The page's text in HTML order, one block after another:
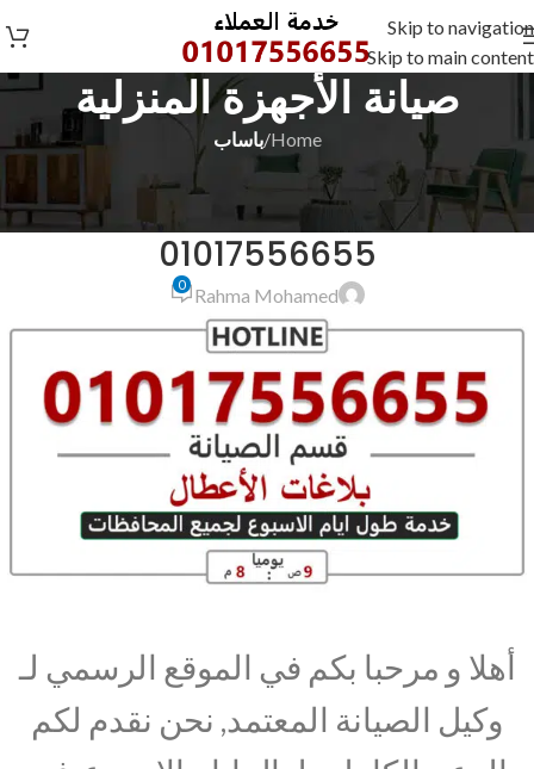
Skip to navigation
Skip to main content
صيانة الأجهزة المنزلية
Home
/باساب
باساب
صيانة باساب الدقهلية السنبلاوين
01017556655
Rahma Mohamed
0
أهلا و مرحبا بكم في الموقع الرسمي لـ
وكيل الصيانة المعتمد, نحن نقدم لكم